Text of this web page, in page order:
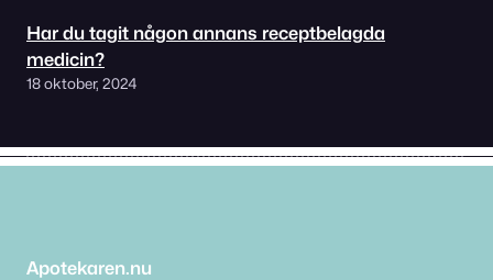
Har du tagit någon annans receptbelagda
medicin?
18 oktober, 2024
Apotekaren.nu